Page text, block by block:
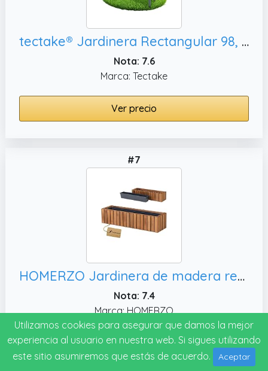
tectake® Jardinera Rectangular 98, Huerto Urbano Exterior - Antracita
Nota: 7.6
Marca: Tectake
Ver precio
#7
HOMERZO Jardinera de madera rectangular para flores – marrón impregnado, 86x23 H20)
Nota: 7.4
Marca: HOMERZO
Ver precio
Utilizamos cookies para asegurar que damos la mejor
experiencia al usuario en nuestra web. Si sigues utilizando
este sitio asumiremos que estás de acuerdo.
Aceptar